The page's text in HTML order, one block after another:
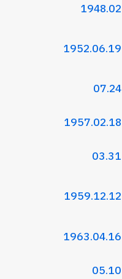
1948.02
1952.06.19
07.24
1957.02.18
03.31
1959.12.12
1963.04.16
05.10